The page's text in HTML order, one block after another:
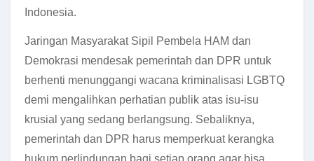
Indonesia.
Jaringan Masyarakat Sipil Pembela HAM dan
Demokrasi mendesak pemerintah dan DPR untuk
berhenti menunggangi wacana kriminalisasi LGBTQ
demi mengalihkan perhatian publik atas isu-isu
krusial yang sedang berlangsung. Sebaliknya,
pemerintah dan DPR harus memperkuat kerangka
hukum perlindungan bagi setiap orang agar bisa